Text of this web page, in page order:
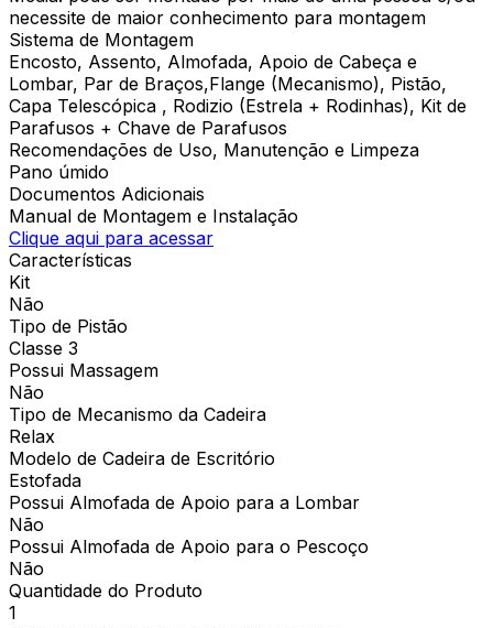
necessite de maior conhecimento para montagem
Sistema de Montagem
Encosto, Assento, Almofada, Apoio de Cabeça e
Lombar, Par de Braços,Flange (Mecanismo), Pistão,
Capa Telescópica , Rodizio (Estrela + Rodinhas), Kit de
Parafusos + Chave de Parafusos
Recomendações de Uso, Manutenção e Limpeza
Pano úmido
Documentos Adicionais
Manual de Montagem e Instalação
Clique aqui para acessar
Características
Kit
Não
Tipo de Pistão
Classe 3
Possui Massagem
Não
Tipo de Mecanismo da Cadeira
Relax
Modelo de Cadeira de Escritório
Estofada
Possui Almofada de Apoio para a Lombar
Não
Possui Almofada de Apoio para o Pescoço
Não
Quantidade do Produto
1